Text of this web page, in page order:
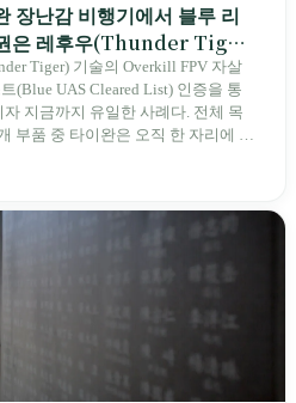
장난감 비행기에서 블루 리
은 레후우(Thunder Tiger)
Tiger) 기술의 Overkill FPV 자살
(Blue UAS Cleared List) 인증을 통
지금까지 유일한 사례다. 전체 목
부품 중 타이완은 오직 한 자리에 불
속 상원의원 4명이 《타이완을 위
무 느려 미국 스스로가 입법을 통해
이완에서 46년간 원격 조종 장난감
하이오주에 두 번째 공장을 건설할